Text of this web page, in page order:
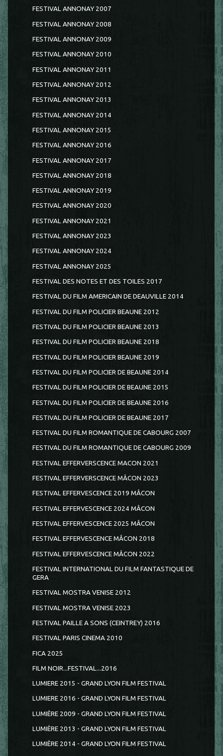
FESTIVAL ANNONAY 2007
FESTIVAL ANNONAY 2008
FESTIVAL ANNONAY 2009
FESTIVAL ANNONAY 2010
FESTIVAL ANNONAY 2011
FESTIVAL ANNONAY 2012
FESTIVAL ANNONAY 2013
FESTIVAL ANNONAY 2014
FESTIVAL ANNONAY 2015
FESTIVAL ANNONAY 2016
FESTIVAL ANNONAY 2017
FESTIVAL ANNONAY 2018
FESTIVAL ANNONAY 2019
FESTIVAL ANNONAY 2020
FESTIVAL ANNONAY 2021
FESTIVAL ANNONAY 2023
FESTIVAL ANNONAY 2024
FESTIVAL ANNONAY 2025
FESTIVAL DES NOTES ET DES TOILES 2017
FESTIVAL DU FILM AMERICAIN DE DEAUVILLE 2014
FESTIVAL DU FILM POLICIER BEAUNE 2012
FESTIVAL DU FILM POLICIER BEAUNE 2013
FESTIVAL DU FILM POLICIER BEAUNE 2018
FESTIVAL DU FILM POLICIER BEAUNE 2019
FESTIVAL DU FILM POLICIER DE BEAUNE 2014
FESTIVAL DU FILM POLICIER DE BEAUNE 2015
FESTIVAL DU FILM POLICIER DE BEAUNE 2016
FESTIVAL DU FILM POLICIER DE BEAUNE 2017
FESTIVAL DU FILM ROMANTIQUE DE CABOURG 2007
FESTIVAL DU FILM ROMANTIQUE DE CABOURG 2009
FESTIVAL EFFERVERSCENCE MACON 2021
FESTIVAL EFFERVERSCENCE MÂCON 2023
FESTIVAL EFFERVESCENCE 2019 MÂCON
FESTIVAL EFFERVESCENCE 2024 MÂCON
FESTIVAL EFFERVESCENCE 2025 MÂCON
FESTIVAL EFFERVESCENCE MÂCON 2018
FESTIVAL EFFERVESCENCE MÂCON 2022
FESTIVAL INTERNATIONAL DU FILM FANTASTIQUE DE
GERA
FESTIVAL MOSTRA VENISE 2012
FESTIVAL MOSTRA VENISE 2023
FESTIVAL PAILLE A SONS (CEINTREY) 2016
FESTIVAL PARIS CINEMA 2010
FICA 2025
FILM NOIR...FESTIVAL...2016
LUMIERE 2015 - GRAND LYON FILM FESTIVAL
LUMIERE 2016 - GRAND LYON FILM FESTIVAL
LUMIÈRE 2009 - GRAND LYON FILM FESTIVAL
LUMIÈRE 2013 - GRAND LYON FILM FESTIVAL
LUMIÈRE 2014 - GRAND LYON FILM FESTIVAL